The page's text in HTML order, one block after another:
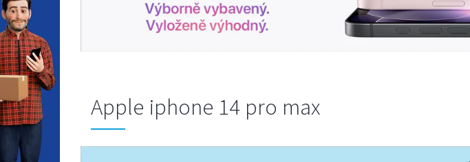
Apple iphone 14 pro max